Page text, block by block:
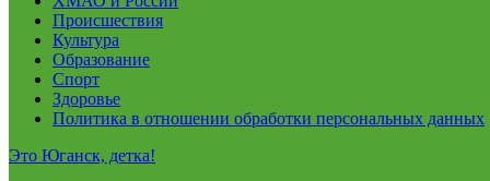
Происшествия
Культура
Образование
Спорт
Здоровье
Политика в отношении обработки персональных данных
Это Юганск, детка!